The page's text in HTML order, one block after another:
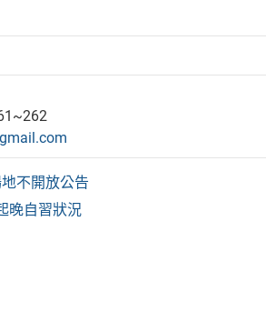
不開放公告
晚自習狀況